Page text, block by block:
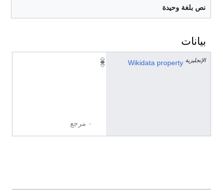
نص بلغة وحيدة
بيانات
Wikidata property الإنجليزية
٠ مرجع